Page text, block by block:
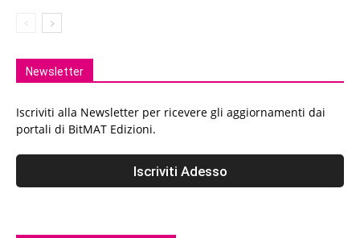
Newsletter
Iscriviti alla Newsletter per ricevere gli aggiornamenti dai
portali di BitMAT Edizioni.